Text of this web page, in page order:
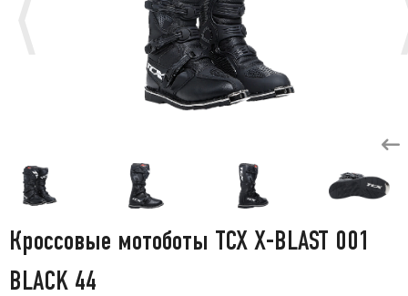
Кроссовые мотоботы TCX X-BLAST 001
BLACK 44